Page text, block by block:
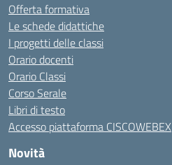
Offerta formativa
Le schede didattiche
I progetti delle classi
Orario docenti
Orario Classi
Corso Serale
Libri di testo
Accesso piattaforma CISCOWEBEX
Novità